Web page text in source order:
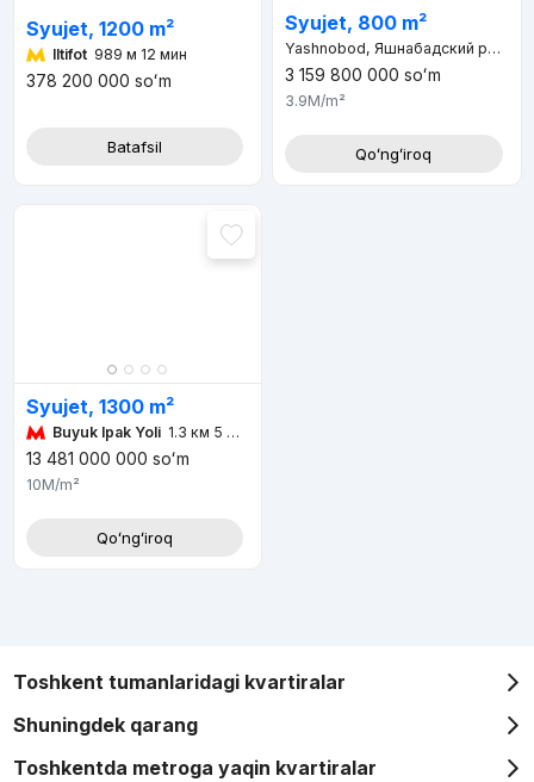
Syujet, 1200 m²
Iltifot 989 м 12 мин
378 200 000 soʻm
Batafsil
Syujet, 800 m²
Yashnobod, Яшнабадский район, Ташкент, 100000, Узбекистан
3 159 800 000 soʻm
3.9M/m²
Qoʻngʻiroq
Syujet, 1300 m²
Buyuk Ipak Yoli 1.3 км 5 мин
13 481 000 000 soʻm
10M/m²
Qoʻngʻiroq
Toshkent tumanlaridagi kvartiralar
Shuningdek qarang
Toshkentda metroga yaqin kvartiralar